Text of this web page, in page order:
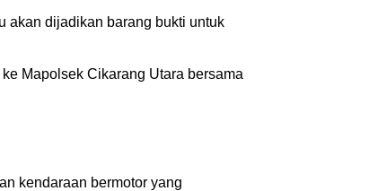
akan dijadikan barang bukti untuk
Mapolsek Cikarang Utara bersama
kendaraan bermotor yang